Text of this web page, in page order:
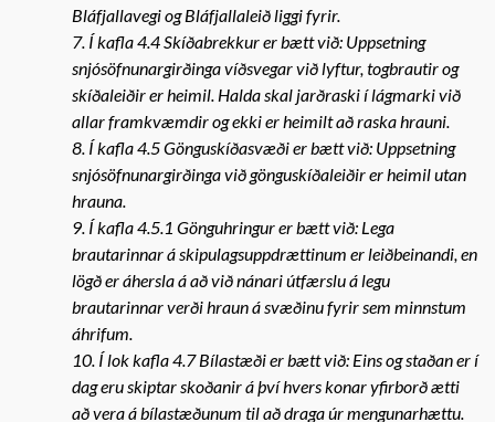
Bláfjallavegi og Bláfjallaleið liggi fyrir.
7. Í kafla 4.4 Skíðabrekkur er bætt við: Uppsetning
snjósöfnunargirðinga víðsvegar við lyftur, togbrautir og
skíðaleiðir er heimil. Halda skal jarðraski í lágmarki við
allar framkvæmdir og ekki er heimilt að raska hrauni.
8. Í kafla 4.5 Gönguskíðasvæði er bætt við: Uppsetning
snjósöfnunargirðinga við gönguskíðaleiðir er heimil utan
hrauna.
9. Í kafla 4.5.1 Gönguhringur er bætt við: Lega
brautarinnar á skipulagsuppdrættinum er leiðbeinandi, en
lögð er áhersla á að við nánari útfærslu á legu
brautarinnar verði hraun á svæðinu fyrir sem minnstum
áhrifum.
10. Í lok kafla 4.7 Bílastæði er bætt við: Eins og staðan er í
dag eru skiptar skoðanir á því hvers konar yfirborð ætti
að vera á bílastæðunum til að draga úr mengunarhættu.